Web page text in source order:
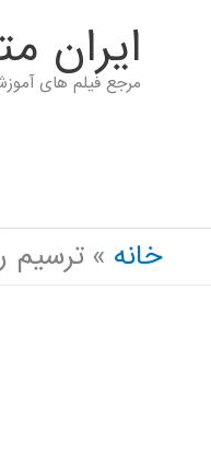
ايران
مرجع فیلم های
خانه ترسیم